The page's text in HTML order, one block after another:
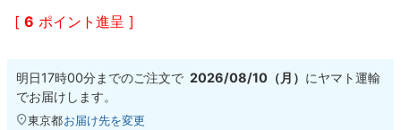
[ 6 ポイント進呈 ]
明日17時00分までのご注文で 2026/08/10（月） にヤマト運輸
でお届けします。
東京都お届け先を変更
9.0inch以上
高性能デッキ